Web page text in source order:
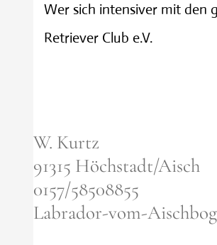
Wer sich intensiver mit den
Retriever Club e.V.
W. Kurtz
91315 Höchstadt/Aisch
0157/58508855
Labrador-vom-